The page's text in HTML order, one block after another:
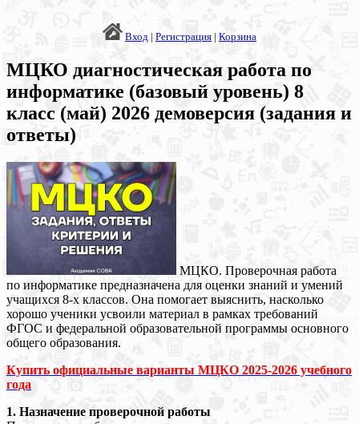
Вход | Регистрация | Корзина
МЦКО диагностическая работа по
информатике (базовый уровень) 8
класс (май) 2026 демоверсия (задания и
ответы)
МЦКО. Проверочная работа
по информатике предназначена для оценки знаний и умений
учащихся 8-х классов. Она помогает выяснить, насколько
хорошо ученики усвоили материал в рамках требований
ФГОС и федеральной образовательной программы основного
общего образования.
Купить официальные варианты МЦКО 2025-2026 учебного
года
1. Назначение проверочной работы